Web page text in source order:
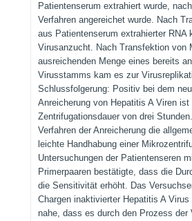
Patientenserum extrahiert wurde,
Verfahren angereichet wurde. Nach
aus Patientenserum extrahierter RNA
Virusanzucht. Nach Transfektion von
ausreichenden Menge eines bereits
Virusstamms kam es zur
Schlussfolgerung: Positiv bei dem
Anreicherung von Hepatitis A Viren ist
Zentrifugationsdauer von drei
Verfahren der Anreicherung die
leichte Handhabung einer
Untersuchungen der Patientenseren
Primerpaaren bestätigte, dass die
die Sensitivität erhöht. Das
Chargen inaktivierter Hepatitis A
nahe, dass es durch den Prozess der